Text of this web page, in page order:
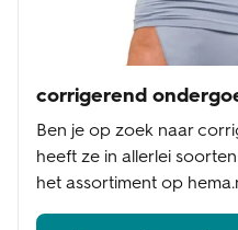
corrigerend
Ben je op zoek naar
heeft ze in allerlei
het assortiment op